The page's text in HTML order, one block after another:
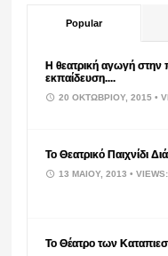
Popular
Η θεατρική αγωγή στην
εκπαίδευση....
20 ΟΚΤΩΒΡΊΟΥ, 2015•
Το Θεατρικό Παιχνίδι
13 ΜΑΪ́ΟΥ, 2013•
Το Θέατρο των